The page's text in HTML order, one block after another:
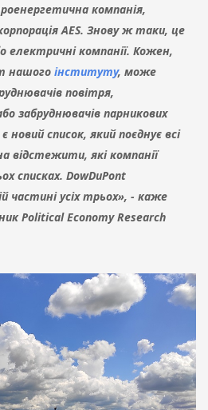
компанія,
AES. Знову ж таки, це
електричні компанії. Кожен,
нашого інституту, може
повітря,
забруднювачів парникових
новий список, який поєднує всі
які компанії
списках. DowDuPont
частині усіх трьох», - каже
Political Economy Research